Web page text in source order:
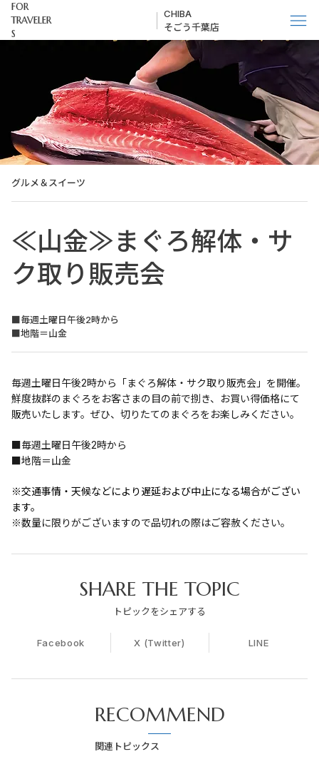
FOR
TRAVELER
S
CHIBA
そごう千葉店
グルメ＆スイーツ
≪山金≫まぐろ解体・サ
ク取り販売会
■毎週土曜日午後2時から
■地階＝山金
毎週土曜日午後2時から「まぐろ解体・サク取り販売会」を開催。
鮮度抜群のまぐろをお客さまの目の前で捌き、お買い得価格にて
販売いたします。ぜひ、切りたてのまぐろをお楽しみください。
■毎週土曜日午後2時から
■地階＝山金
※交通事情・天候などにより遅延および中止になる場合がござい
ます。
※数量に限りがございますので品切れの際はご容赦ください。
SHARE THE TOPIC
トピックをシェアする
Facebook X (Twitter) LINE
RECOMMEND
関連トピックス